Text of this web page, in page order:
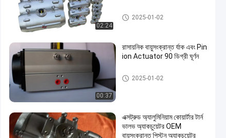
02:24
বায়ুসংক্রান্ত র্যাক এবং Pinion Actuat
or
2025-01-02
00:37
রাসায়নিক বায়ুসংক্রান্ত র্যাক এবং Pin
ion Actuator 90 ডিগ্রী ঘূর্ণন
বায়ুসংক্রান্ত র্যাক এবং Pinion Actuat
or
2025-01-02
এক্সট্রুড অ্যালুমিনিয়াম কোয়ার্টার টার্ন
ভালভ অ্যাকচুয়েটর OEM
বায়ুসংক্রান্ত পিস্টন অ্যাকচুয়েটর